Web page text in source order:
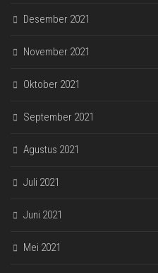
Desember 2021
November 2021
Oktober 2021
September 2021
Agustus 2021
Juli 2021
Juni 2021
Mei 2021